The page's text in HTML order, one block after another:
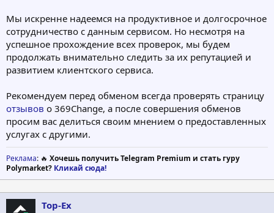
Мы искренне надеемся на продуктивное и долгосрочное
сотрудничество с данным сервисом. Но несмотря на
успешное прохождение всех проверок, мы будем
продолжать внимательно следить за их репутацией и
развитием клиентского сервиса.
Рекомендуем перед обменом всегда проверять страницу
отзывов о 369Change, а после совершения обменов
просим вас делиться своим мнением о предоставленных
услугах с другими.
Реклама: 🔥 Хочешь получить Telegram Premium и стать гуру
Polymarket? Кликай сюда!
Top-Ex